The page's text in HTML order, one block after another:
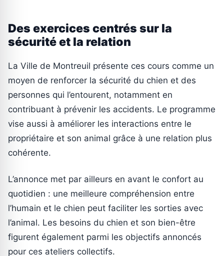
Des exercices centrés sur la
sécurité et la relation
La Ville de Montreuil présente ces cours comme un
moyen de renforcer la sécurité du chien et des
personnes qui l’entourent, notamment en
contribuant à prévenir les accidents. Le programme
vise aussi à améliorer les interactions entre le
propriétaire et son animal grâce à une relation plus
cohérente.
L’annonce met par ailleurs en avant le confort au
quotidien : une meilleure compréhension entre
l’humain et le chien peut faciliter les sorties avec
l’animal. Les besoins du chien et son bien-être
figurent également parmi les objectifs annoncés
pour ces ateliers collectifs.